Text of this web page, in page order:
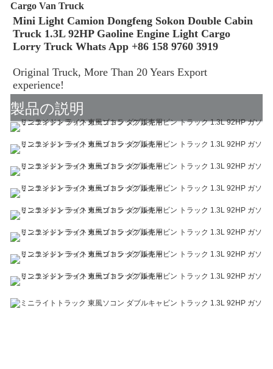
Cargo Van Truck
Mini Light Camion Dongfeng Sokon Double Cabin
Truck 1.3L 92HP Gaoline Engine Light Cargo
Lorry Truck Whats App +86 158 9760 3919
Original Truck, More Than 20 Years Export
experience!
製品の説明